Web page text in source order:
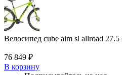
Велосипед cube aim sl allroad
76 849 ₽
В корзину